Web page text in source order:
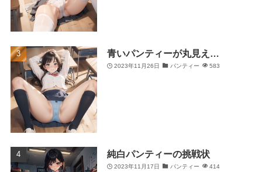
青いパンティーが丸見え…
2023年11月26日 パンティー 583
純白パンティーの挑戦状
2023年11月17日 パンティー 414